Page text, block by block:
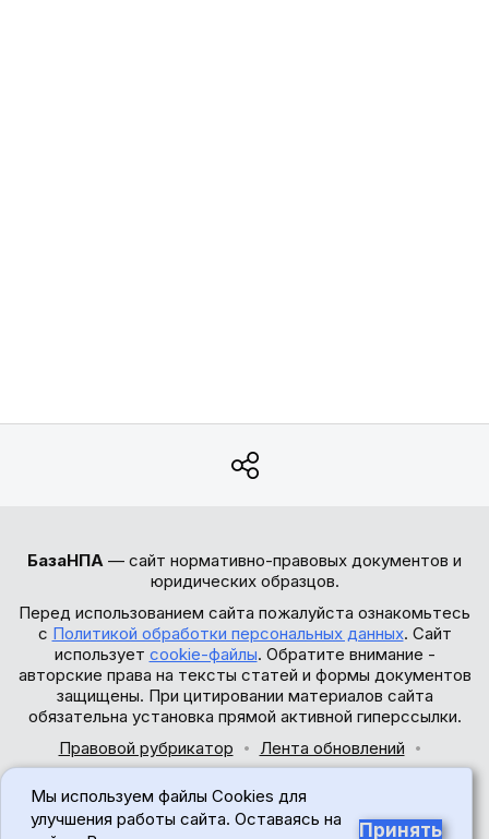
БазаНПА — сайт нормативно-правовых документов и
юридических образцов.
Перед использованием сайта пожалуйста ознакомьтесь
с Политикой обработки персональных данных. Сайт
использует cookie-файлы. Обратите внимание -
авторские права на тексты статей и формы документов
защищены. При цитировании материалов сайта
обязательна установка прямой активной гиперссылки.
Правовой рубрикатор
Лента обновлений
© 2017-2026
Мы используем файлы Cookies для
улучшения работы сайта. Оставаясь на
Принять